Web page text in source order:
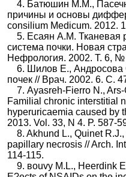
4. Батюшин М.М.,
причины и основы
сonsilium Medicum. 2012.
5. Есаян А.М. Тканевая
система почки. Новая
Нефрология. 2002. Т. 6,
6. Шилов Е., Андросова
почек // Врач. 2002. 6. С.
7. Ayasreh-Fierro N., Ars-
Familial chronic interstitial
hyperuricaemia caused by
2013. Vol. 33, N 4. P. 587-
8. Akhund L., Quinet
papillary necrosis // Arch.
114-115.
9. вouvy M.L., Heerdink